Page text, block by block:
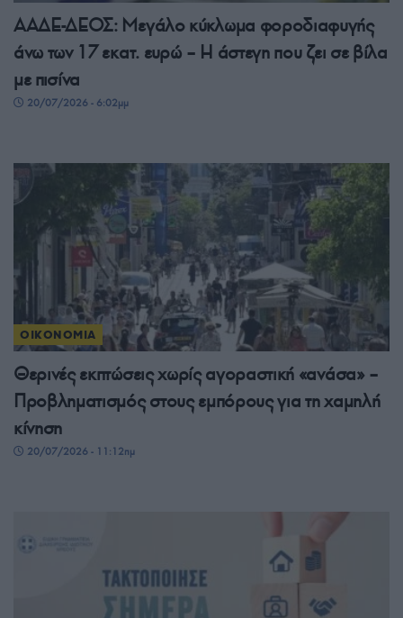
ΑΑΔΕ-ΔΕΟΣ: Μεγάλο κύκλωμα φοροδιαφυγής
άνω των 17 εκατ. ευρώ – Η άστεγη που ζει σε βίλα
με πισίνα
20/07/2026 - 6:02μμ
ΟΙΚΟΝΟΜΙΑ
Θερινές εκπτώσεις χωρίς αγοραστική «ανάσα» –
Προβληματισμός στους εμπόρους για τη χαμηλή
κίνηση
20/07/2026 - 11:12πμ